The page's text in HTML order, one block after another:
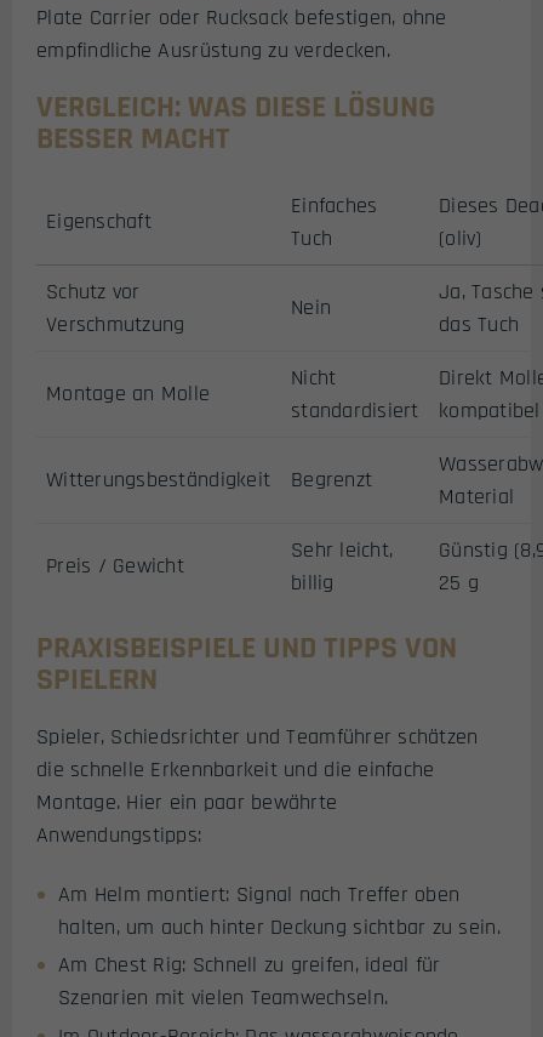
Plate Carrier oder Rucksack befestigen, ohne
empfindliche Ausrüstung zu verdecken.
VERGLEICH: WAS DIESE LÖSUNG
BESSER MACHT
Eigenschaft
Einfaches
Tuch
Dieses
(oliv)
Schutz vor
Verschmutzung
Nein
Ja, Tasche
das Tuch
Montage an Molle
Nicht
standardisiert
Direkt
kompatibel
Witterungsbeständigkeit Begrenzt
Material
Preis / Gewicht
Sehr leicht,
billig
Günstig
25 g
PRAXISBEISPIELE UND TIPPS VON
SPIELERN
Spieler, Schiedsrichter und Teamführer schätzen
die schnelle Erkennbarkeit und die einfache
Montage. Hier ein paar bewährte
Anwendungstipps:
Am Helm montiert: Signal nach Treffer oben
halten, um auch hinter Deckung sichtbar zu sein.
Am Chest Rig: Schnell zu greifen, ideal für
Szenarien mit vielen Teamwechseln.